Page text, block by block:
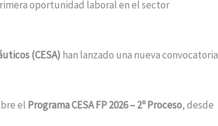
oportunidad laboral en el sector
(CESA) han lanzado una nueva convocatoria
el Programa CESA FP 2026 – 2º Proceso, desde